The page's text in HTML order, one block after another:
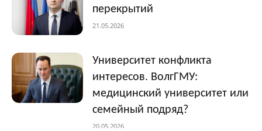
перекрытий
21.05.2026
Университет конфликта
интересов. ВолгГМУ:
медицинский университет или
семейный подряд?
20.05.2026